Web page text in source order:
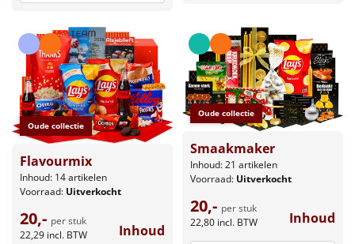
Oude collectie
Flavourmix
Inhoud: 14 artikelen
Voorraad: Uitverkocht
20,- per stuk
22,29 incl. BTW Inhoud
Oude collectie
Smaakmaker
Inhoud: 21 artikelen
Voorraad: Uitverkocht
20,- per stuk
22,80 incl. BTW Inhoud